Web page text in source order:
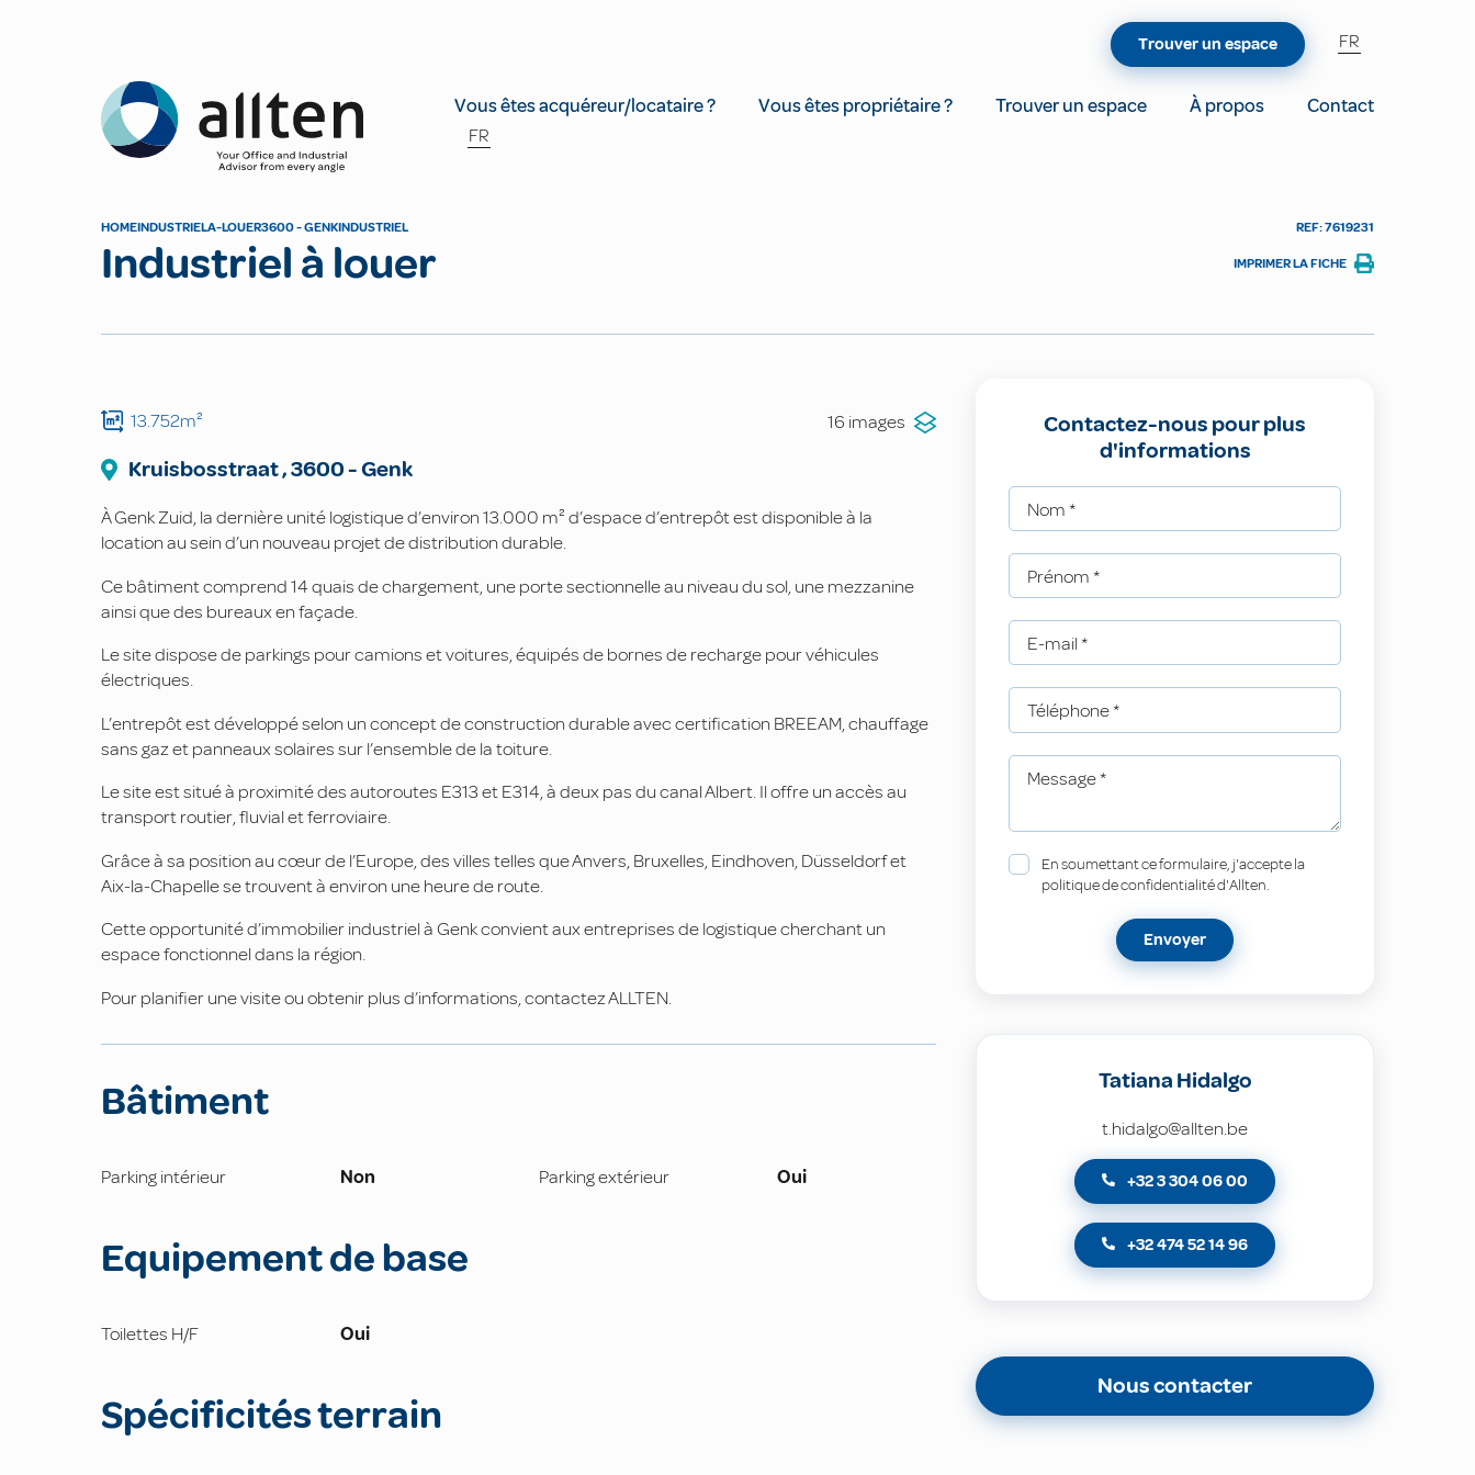
Allten
Vous êtes acquéreur/locataire ? Vous êtes propriétaire ? Trouver un espace À propos
Contact
FR
Trouver un espace FR
HOMEINDUSTRIELA-LOUER3600 - GENKINDUSTRIEL
Industriel à louer
REF: 7619231
IMPRIMER LA FICHE
13.752m² 16 images
Kruisbosstraat,3600-Genk
À Genk Zuid, la dernière unité logistique d’environ 13.000 m² d’espace d’entrepôt est disponible à la
location au sein d’un nouveau projet de distribution durable.
Ce bâtiment comprend 14 quais de chargement, une porte sectionnelle au niveau du sol, une mezzanine
ainsi que des bureaux en façade.
Le site dispose de parkings pour camions et voitures, équipés de bornes de recharge pour véhicules
électriques.
L’entrepôt est développé selon un concept de construction durable avec certification BREEAM, chauffage
sans gaz et panneaux solaires sur l’ensemble de la toiture.
Le site est situé à proximité des autoroutes E313 et E314, à deux pas du canal Albert. Il offre un accès au
transport routier, fluvial et ferroviaire.
Grâce à sa position au cœur de l’Europe, des villes telles que Anvers, Bruxelles, Eindhoven, Düsseldorf et
Aix-la-Chapelle se trouvent à environ une heure de route.
Cette opportunité d’immobilier industriel à Genk convient aux entreprises de logistique cherchant un
espace fonctionnel dans la région.
Pour planifier une visite ou obtenir plus d’informations, contactez ALLTEN.
Bâtiment
Parking intérieur Non Parking extérieur Oui
Equipement de base
Toilettes H/F Oui
Spécificités terrain
Contactez-nous pour plus
d'informations
Nom *
Prénom *
E-mail *
Téléphone*
Message*
En soumettant ce formulaire, j'accepte la
politique de confidentialité d'Allten.
Envoyer
Tatiana Hidalgo
t.hidalgo@allten.be
+32 3 304 06 00
+32 474 52 14 96
Nous contacter